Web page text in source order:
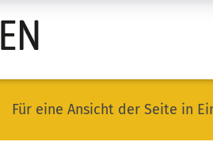
Für eine Ansicht der Seite in